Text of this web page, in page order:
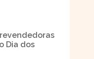
Dia dos